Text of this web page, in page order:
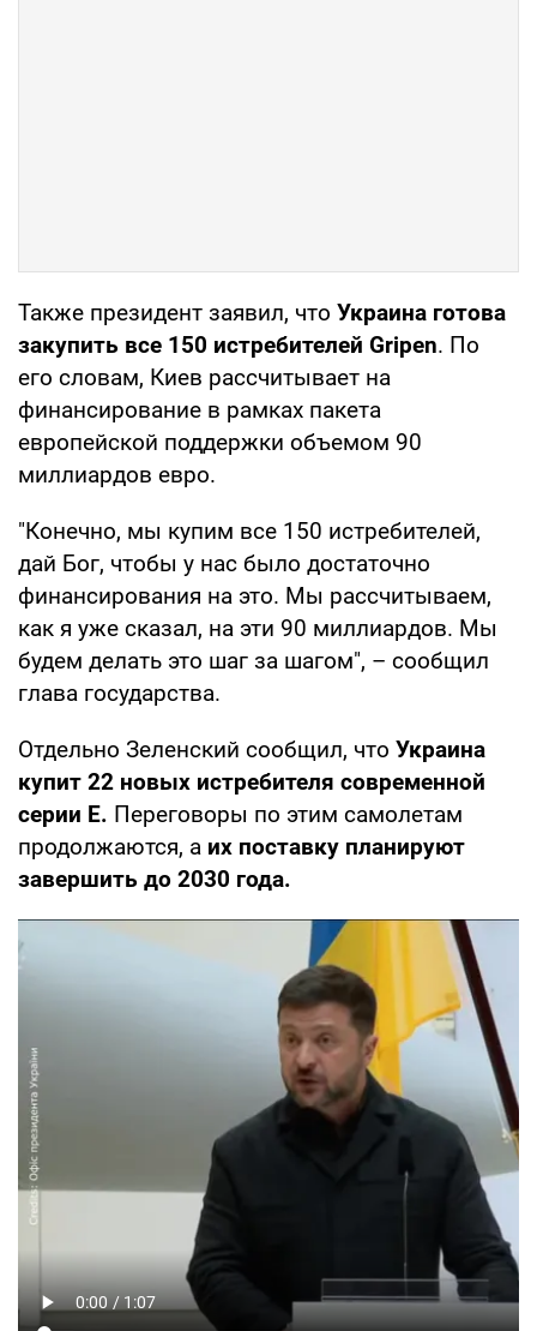
Также президент заявил, что Украина готова
закупить все 150 истребителей Gripen. По
его словам, Киев рассчитывает на
финансирование в рамках пакета
европейской поддержки объемом 90
миллиардов евро.
"Конечно, мы купим все 150 истребителей,
дай Бог, чтобы у нас было достаточно
финансирования на это. Мы рассчитываем,
как я уже сказал, на эти 90 миллиардов. Мы
будем делать это шаг за шагом", – сообщил
глава государства.
Отдельно Зеленский сообщил, что Украина
купит 22 новых истребителя современной
серии Е. Переговоры по этим самолетам
продолжаются, а их поставку планируют
завершить до 2030 года.